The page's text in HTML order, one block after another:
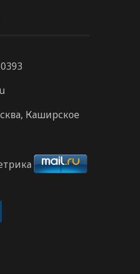
Каширское